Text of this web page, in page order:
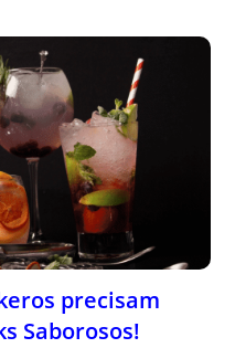
precisam
Saborosos!